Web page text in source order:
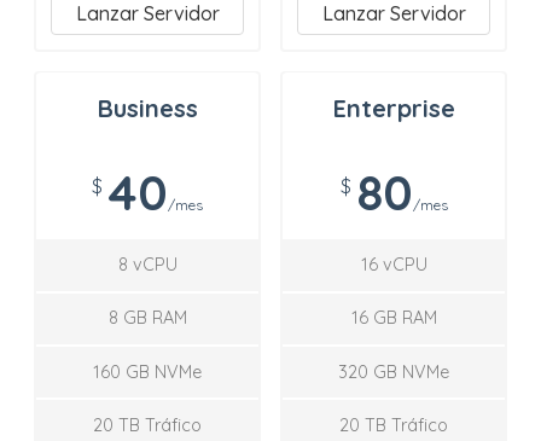
Lanzar Servidor Lanzar Servidor
Business
$ 40/mes
8 vCPU
8 GB RAM
160 GB NVMe
20 TB Tráfico
Enterprise
$ 80/mes
16 vCPU
16 GB RAM
320 GB NVMe
20 TB Tráfico